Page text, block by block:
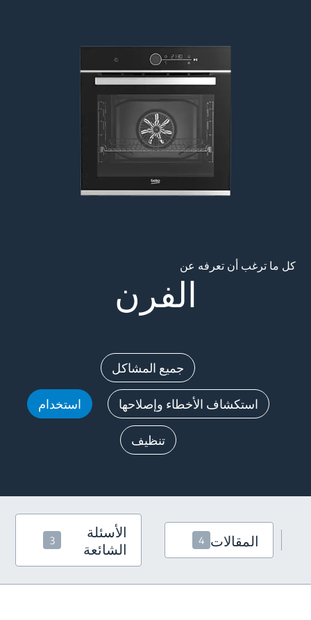
كل ما ترغب أن تعرفه عن
الفرن
جميع المشاكل
استكشاف الأخطاء وإصلاحها استخدام
تنظيف
المقالات 4
الأسئلة
الشائعة
3